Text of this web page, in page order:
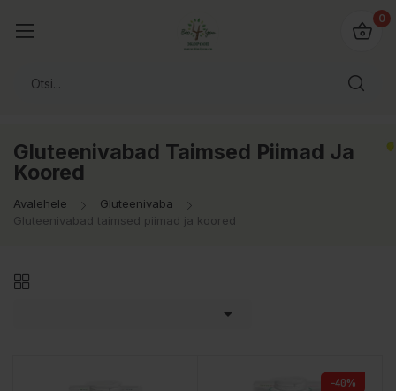
0
Gluteenivabad Taimsed Piimad Ja
Koored
Avalehele
Gluteenivaba
Gluteenivabad taimsed piimad ja koored

−40%